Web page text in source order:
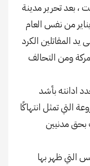
، بعد تحرير مدينة
من نفس العام
المقاتلين الكرد
ومن التحالف
ادانته بأشد
التي تمثل انتهاكًا
بحق مدنيين
التي ظهر بها